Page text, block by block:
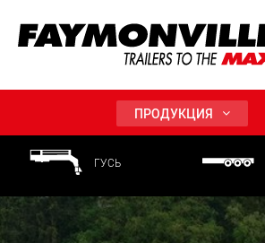
ПРОДУКЦИЯ
ГУСЬ